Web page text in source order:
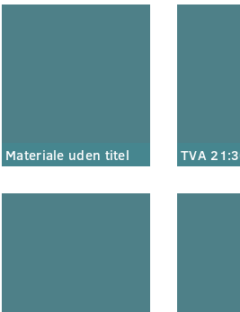
Materiale uden titel TVA